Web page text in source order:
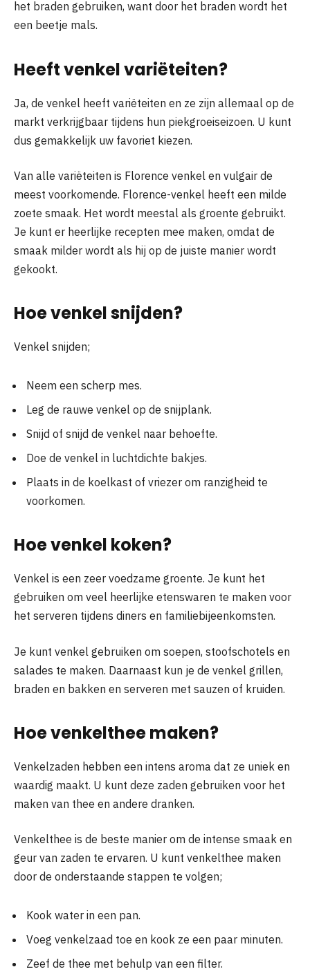
het braden gebruiken, want door het braden wordt het
een beetje mals.
Heeft venkel variëteiten?
Ja, de venkel heeft variëteiten en ze zijn allemaal op de
markt verkrijgbaar tijdens hun piekgroeiseizoen. U kunt
dus gemakkelijk uw favoriet kiezen.
Van alle variëteiten is Florence venkel en vulgair de
meest voorkomende. Florence-venkel heeft een milde
zoete smaak. Het wordt meestal als groente gebruikt.
Je kunt er heerlijke recepten mee maken, omdat de
smaak milder wordt als hij op de juiste manier wordt
gekookt.
Hoe venkel snijden?
Venkel snijden;
Neem een ​​scherp mes.
Leg de rauwe venkel op de snijplank.
Snijd of snijd de venkel naar behoefte.
Doe de venkel in luchtdichte bakjes.
Plaats in de koelkast of vriezer om ranzigheid te
voorkomen.
Hoe venkel koken?
Venkel is een zeer voedzame groente. Je kunt het
gebruiken om veel heerlijke etenswaren te maken voor
het serveren tijdens diners en familiebijeenkomsten.
Je kunt venkel gebruiken om soepen, stoofschotels en
salades te maken. Daarnaast kun je de venkel grillen,
braden en bakken en serveren met sauzen of kruiden.
Hoe venkelthee maken?
Venkelzaden hebben een intens aroma dat ze uniek en
waardig maakt. U kunt deze zaden gebruiken voor het
maken van thee en andere dranken.
Venkelthee is de beste manier om de intense smaak en
geur van zaden te ervaren. U kunt venkelthee maken
door de onderstaande stappen te volgen;
Kook water in een pan.
Voeg venkelzaad toe en kook ze een paar minuten.
Zeef de thee met behulp van een filter.